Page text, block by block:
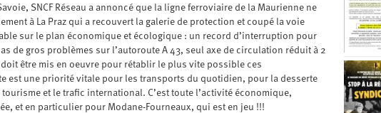
SNCF Réseau a annoncé que la ligne ferroviaire de la Maurienne ne
à La Praz qui a recouvert la galerie de protection et coupé la voie
sur le plan économique et écologique : un record d’interruption pour
de gros problèmes sur l’autoroute A 43, seul axe de circulation réduit à 2
être mis en oeuvre pour rétablir le plus vite possible ces
est une priorité vitale pour les transports du quotidien, pour la desserte
et le trafic international. C’est toute l’activité économique,
et en particulier pour Modane-Fourneaux, qui est en jeu !!!